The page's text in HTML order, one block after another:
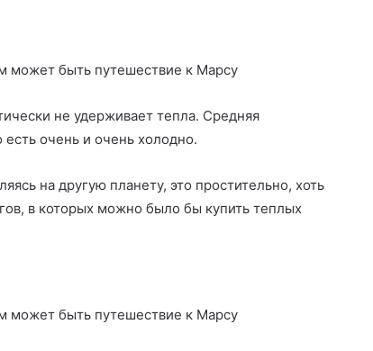
не удерживает тепла. Средняя
очень и очень холодно.
на другую планету, это простительно, хоть
в которых можно было бы купить теплых